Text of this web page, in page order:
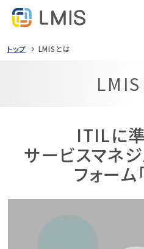
トップ LMISとは
ITILに
サービスマネジ
フォーム